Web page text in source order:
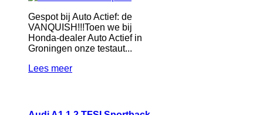
Gespot bij Auto Actief: de
VANQUISH!!!Toen we bij
Honda-dealer Auto Actief in
Groningen onze testaut...
Lees meer